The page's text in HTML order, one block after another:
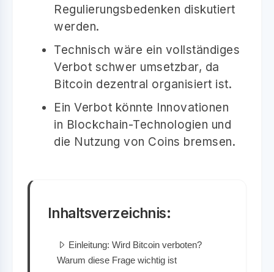
Regulierungsbedenken diskutiert
werden.
Technisch wäre ein vollständiges
Verbot schwer umsetzbar, da
Bitcoin dezentral organisiert ist.
Ein Verbot könnte Innovationen
in Blockchain-Technologien und
die Nutzung von Coins bremsen.
Inhaltsverzeichnis:
Einleitung: Wird Bitcoin verboten?
Warum diese Frage wichtig ist